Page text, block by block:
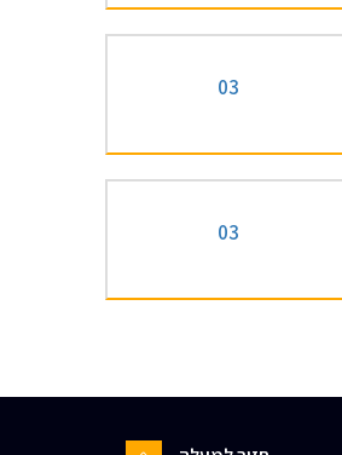
03
03